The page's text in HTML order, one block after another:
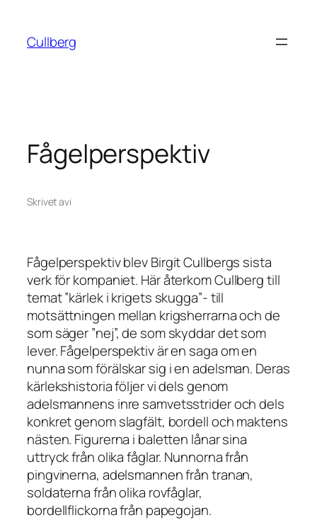
innehåll
Cullberg
Fågelperspektiv
Skrivet avi
Fågelperspektivblev Birgit Cullbergs sista
verk för kompaniet. Här återkom Cullberg till
temat ”kärlek i krigets skugga”- till
motsättningen mellan krigsherrarna och de
som säger ”nej”, de som skyddar det som
lever.Fågelperspektivär en saga om en
nunna som förälskar sig i en adelsman. Deras
kärlekshistoria följer vi dels genom
adelsmannens inre samvetsstrider och dels
konkret genom slagfält, bordell och maktens
nästen. Figurerna i baletten lånar sina
uttryck från olika fåglar. Nunnorna från
pingvinerna, adelsmannen från tranan,
soldaterna från olika rovfåglar,
bordellflickorna från papegojan.